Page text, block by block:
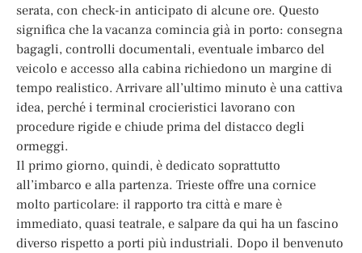
serata, con check-in anticipato di alcune ore. Questo
significa che la vacanza comincia già in porto: consegna
bagagli, controlli documentali, eventuale imbarco del
veicolo e accesso alla cabina richiedono un margine di
tempo realistico. Arrivare all’ultimo minuto è una cattiva
idea, perché i terminal crocieristici lavorano con
procedure rigide e chiude prima del distacco degli
ormeggi.
Il primo giorno, quindi, è dedicato soprattutto
all’imbarco e alla partenza. Trieste offre una cornice
molto particolare: il rapporto tra città e mare è
immediato, quasi teatrale, e salpare da qui ha un fascino
diverso rispetto a porti più industriali. Dopo il benvenuto